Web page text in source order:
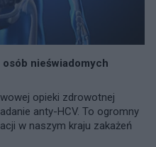
osób nieświadomych
opieki zdrowotnej
anty-HCV. To ogromny
w naszym kraju zakażeń